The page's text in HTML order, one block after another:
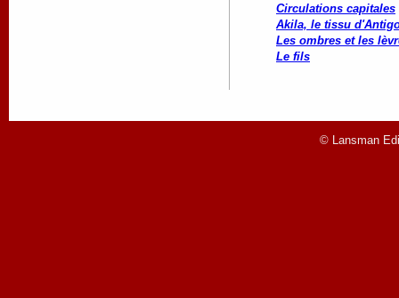
Circulations capitales
Akila, le tissu
Les ombres et les
Le fils
© Lansman